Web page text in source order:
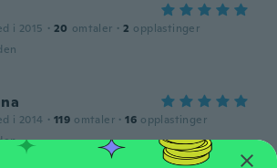
i 2015 · 20 omtaler · 2 opplastinger
i 2014 · 119 omtaler · 16 opplastinger